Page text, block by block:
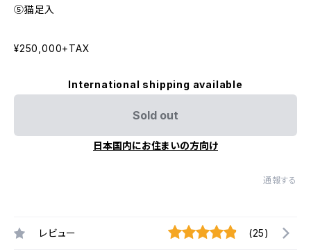
⑤猫足入
¥250,000+TAX
International shipping available
Sold out
日本国内にお住まいの方向け
通報する
レビュー (25)